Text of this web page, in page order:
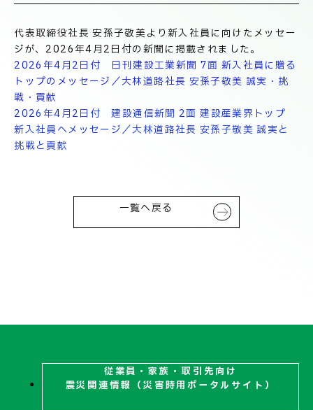
サステナビリティ
ネットワーク
電子公告
OUR WORKS
施工事例
TECHNICAL INFORMATION
技術情報
採用情報
代表取締役社長 安孫子敬美より新入社員に向けたメッセー
ジが、2026年4月2日付の新聞に掲載されました。
2026年4月2日付 日刊建設工業新聞 7面 新入社員に贈る
トップのメッセージ／大林道路社長 安孫子敬美 誠実・挑
戦・貢献
2026年4月2日付 建設通信新聞 2面 建設産業界トップ
新入社員へメッセージ／大林道路社長 安孫子敬美 誠実と
挑戦と貢献
一覧へ戻る
従業員・家族・取引先向け
震災関連情報（災害時用ポータルサイト）